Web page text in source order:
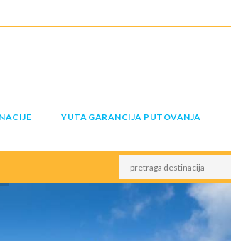
YUTA GARANCIJA PUTOVANJA